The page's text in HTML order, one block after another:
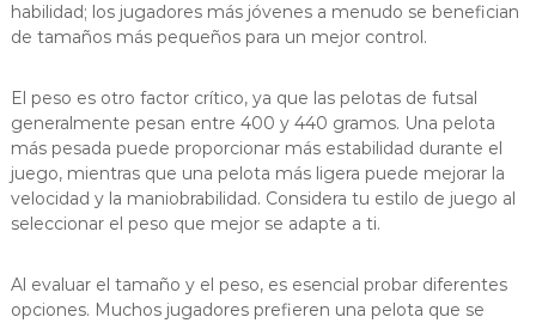
habilidad; los jugadores más jóvenes a menudo se benefician
de tamaños más pequeños para un mejor control.
El peso es otro factor crítico, ya que las pelotas de futsal
generalmente pesan entre 400 y 440 gramos. Una pelota
más pesada puede proporcionar más estabilidad durante el
juego, mientras que una pelota más ligera puede mejorar la
velocidad y la maniobrabilidad. Considera tu estilo de juego al
seleccionar el peso que mejor se adapte a ti.
Al evaluar el tamaño y el peso, es esencial probar diferentes
opciones. Muchos jugadores prefieren una pelota que se